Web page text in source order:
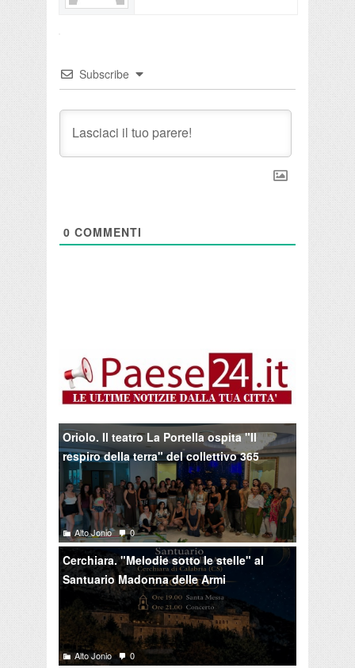
Subscribe
0 COMMENTI
Oriolo. Il teatro La Portella ospita "Il
respiro della terra" del collettivo 365
Alto Jonio 0
Cerchiara. "Melodie sotto le stelle" al
Santuario Madonna delle Armi
Alto Jonio 0